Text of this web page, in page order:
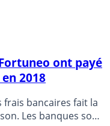
ont payé
2018
frais bancaires fait la
Les banques sont